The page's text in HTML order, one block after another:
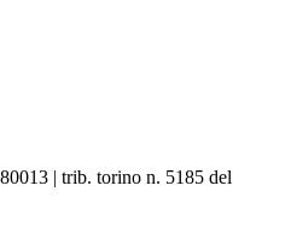
| trib. torino n. 5185 del